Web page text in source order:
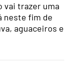
vai trazer uma
neste fim de
aguaceiros e